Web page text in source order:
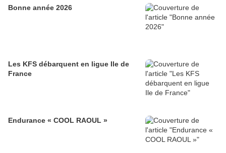
Bonne année 2026
Les KFS débarquent en ligue Ile de
France
Endurance « COOL RAOUL »